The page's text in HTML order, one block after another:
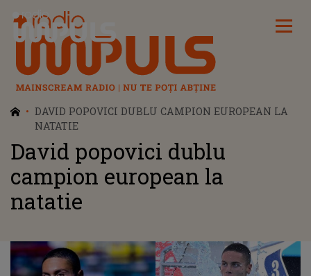
Radio Impuls
DAVID POPOVICI DUBLU CAMPION EUROPEAN LA
NATATIE
David popovici dublu
campion european la
natatie